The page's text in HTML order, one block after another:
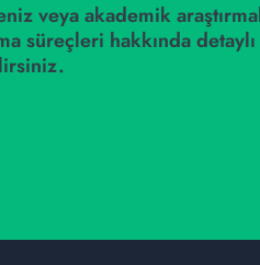
veya akademik
süreçleri hakkında